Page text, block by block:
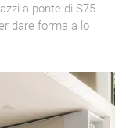
a ponte di S75
dare forma a lo